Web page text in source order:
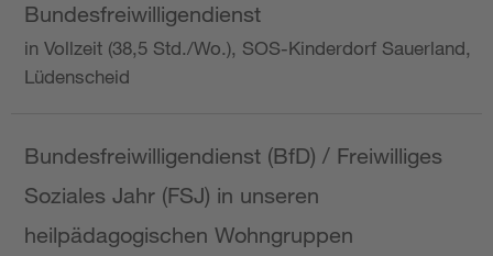
Bundesfreiwilligendienst
in Vollzeit (38,5 Std./Wo.), SOS-Kinderdorf Sauerland,
Lüdenscheid
Bundesfreiwilligendienst (BfD) / Freiwilliges
Soziales Jahr (FSJ) in unseren
heilpädagogischen Wohngruppen